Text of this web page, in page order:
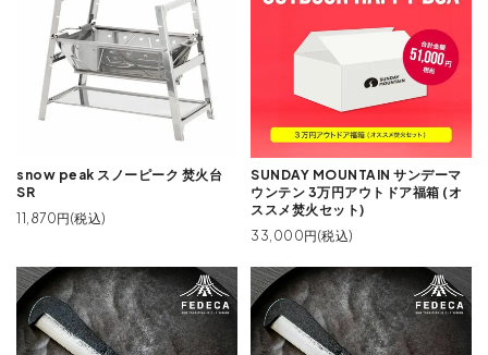
snow peak スノーピーク 焚火台
SR
11,870円(税込)
SUNDAY MOUNTAIN サンデーマ
ウンテン 3万円アウトドア福箱 (オ
ススメ焚火セット)
33,000円(税込)